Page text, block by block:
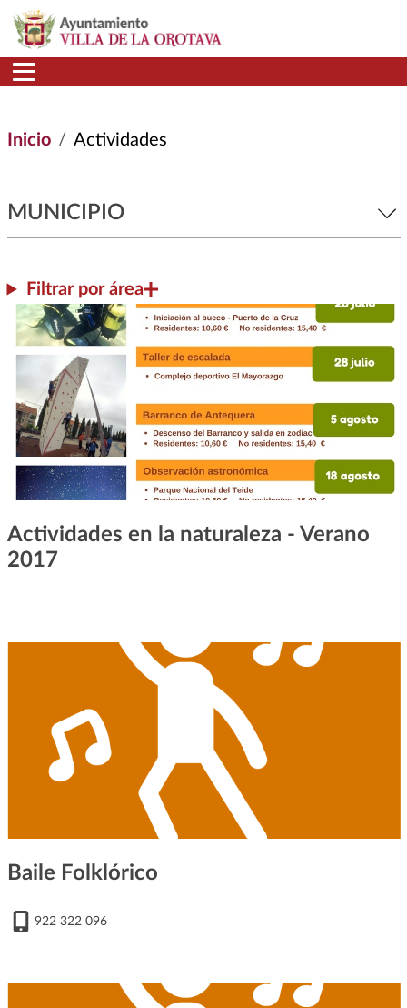
Pasar al contenido principal
Inicio Actividades
MUNICIPIO
Filtrar por área
Actividades en la naturaleza - Verano
2017
Baile Folklórico
922 322 096